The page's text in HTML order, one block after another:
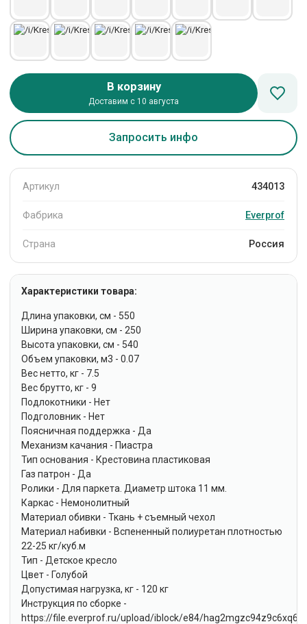
В корзину
Доставим с 10 августа
Запросить инфо
Артикул 434013
Фабрика Everprof
Страна Россия
Характеристики товара:
Длина упаковки, см - 550
Ширина упаковки, см - 250
Высота упаковки, см - 540
Объем упаковки, м3 - 0.07
Вес нетто, кг - 7.5
Вес брутто, кг - 9
Подлокотники - Нет
Подголовник - Нет
Поясничная поддержка - Да
Механизм качания - Пиастра
Тип основания - Крестовина пластиковая
Газ патрон - Да
Ролики - Для паркета. Диаметр штока 11 мм.
Каркас - Немонолитный
Материал обивки - Ткань + съемный чехол
Материал набивки - Вспененный полиуретан плотностью
22-25 кг/куб.м
Тип - Детское кресло
Цвет - Голубой
Допустимая нагрузка, кг - 120 кг
Инструкция по сборке -
https://file.everprof.ru/upload/iblock/e84/